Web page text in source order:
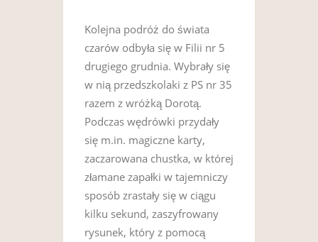
Kolejna podróż do świata
czarów odbyła się w Filii nr 5
drugiego grudnia. Wybrały się
w nią przedszkolaki z PS nr 35
razem z wróżką Dorotą.
Podczas wędrówki przydały
się m.in. magiczne karty,
zaczarowana chustka, w której
złamane zapałki w tajemniczy
sposób zrastały się w ciągu
kilku sekund, zaszyfrowany
rysunek, który z pomocą